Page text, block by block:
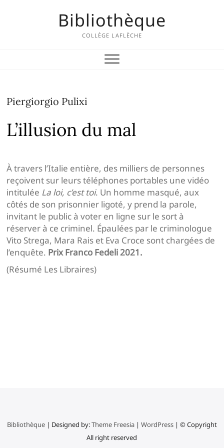
Bibliothèque
COLLÈGE LAFLÈCHE
Piergiorgio Pulixi
L’illusion du mal
À travers l’Italie entière, des milliers de personnes
reçoivent sur leurs téléphones portables une vidéo
intitulée La loi, c’est toi. Un homme masqué, aux
côtés de son prisonnier ligoté, y prend la parole,
invitant le public à voter en ligne sur le sort à
réserver à ce criminel. Épaulées par le criminologue
Vito Strega, Mara Rais et Eva Croce sont chargées de
l’enquête. Prix Franco Fedeli 2021.
(Résumé Les Libraires)
Bibliothèque| Designed by:Theme Freesia| WordPress| © Copyright
All right reserved